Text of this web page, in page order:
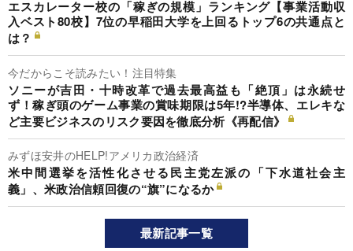
エスカレーター校の「稼ぎの規模」ランキング【事業活動収
入ベスト80校】7位の早稲田大学を上回るトップ6の共通点と
は？
今だからこそ読みたい！注目特集
ソニーが吉田・十時改革で過去最高益も「絶頂」は永続せ
ず！稼ぎ頭のゲーム事業の賞味期限は5年!?半導体、エレキな
ど主要ビジネスのリスク要因を徹底分析《再配信》
みずほ安井のHELP!アメリカ政治経済
米中間選挙を活性化させる民主党左派の「下水道社会主
義」、米政治信頼回復の“旗”になるか
最新記事一覧